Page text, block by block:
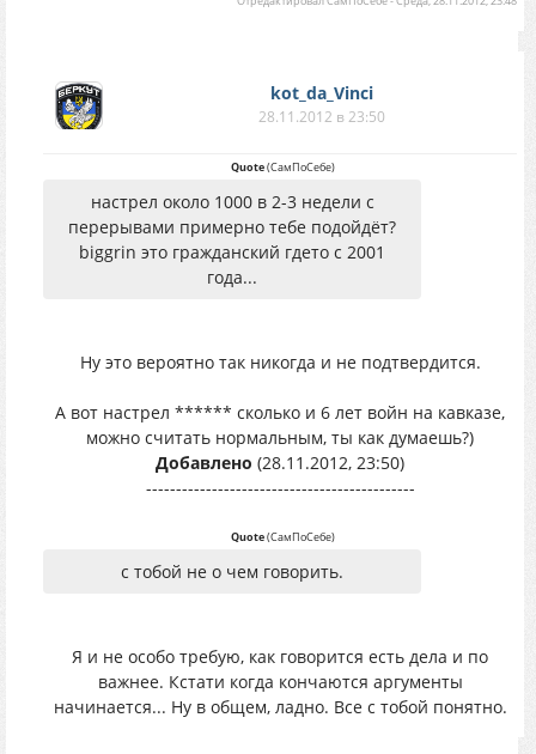
kot_da_Vinci
28.11.2012 в 23:50
Quote(СамПоСебе)
настрел около 1000 в 2-3 недели с
перерывами примерно тебе подойдёт?
biggrin это гражданский гдето с 2001
года...
Ну это вероятно так никогда и не подтвердится.
А вот настрел ****** сколько и 6 лет войн на кавказе,
можно считать нормальным, ты как думаешь?)
Добавлено (28.11.2012, 23:50)
---------------------------------------------
Quote(СамПоСебе)
с тобой не о чем говорить.
Я и не особо требую, как говорится есть дела и по
важнее. Кстати когда кончаются аргументы
начинается... Ну в общем, ладно. Все с тобой понятно.